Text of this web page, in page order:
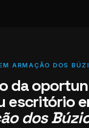
ARMAÇÃO DOS
da
escritório
dos